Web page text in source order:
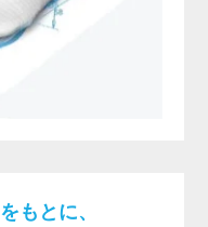
をもとに、